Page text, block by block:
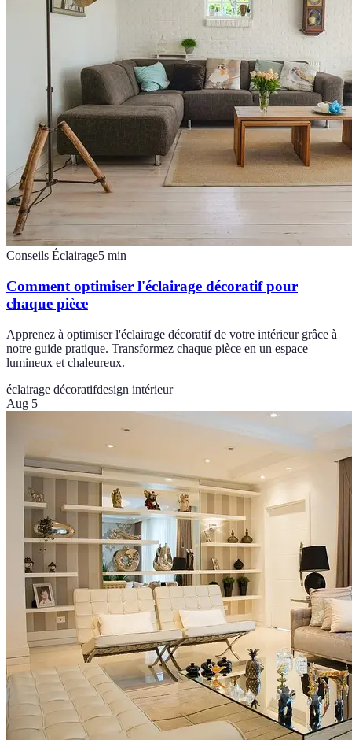
Conseils Éclairage5 min
Comment optimiser l'éclairage décoratif pour
chaque pièce
Apprenez à optimiser l'éclairage décoratif de votre intérieur grâce à
notre guide pratique. Transformez chaque pièce en un espace
lumineux et chaleureux.
éclairage décoratifdesign intérieur
Aug 5